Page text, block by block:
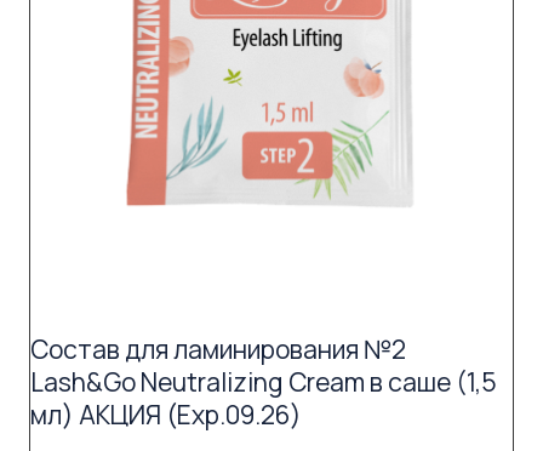
Состав для ламинирования №2
Lash&Go Neutralizing Cream в саше (1,5
мл) АКЦИЯ (Exp.09.26)